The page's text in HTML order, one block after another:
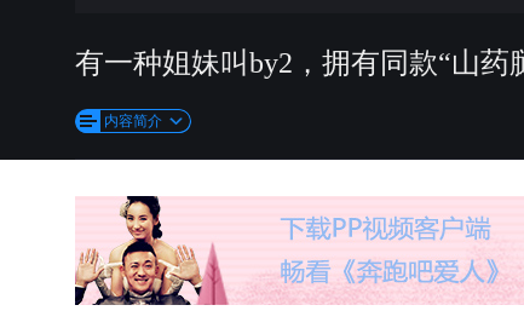
有一种姐妹叫by2，拥有同款“山药
内容简介